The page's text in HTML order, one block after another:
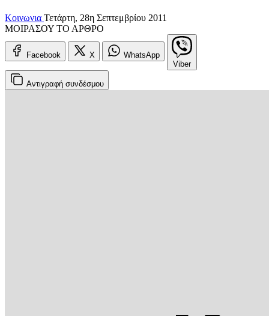
Κοινωνια Τετάρτη, 28η Σεπτεμβρίου 2011
ΜΟΙΡΑΣΟΥ ΤΟ ΑΡΘΡΟ
Facebook X
WhatsApp
Viber
Αντιγραφή συνδέσμου